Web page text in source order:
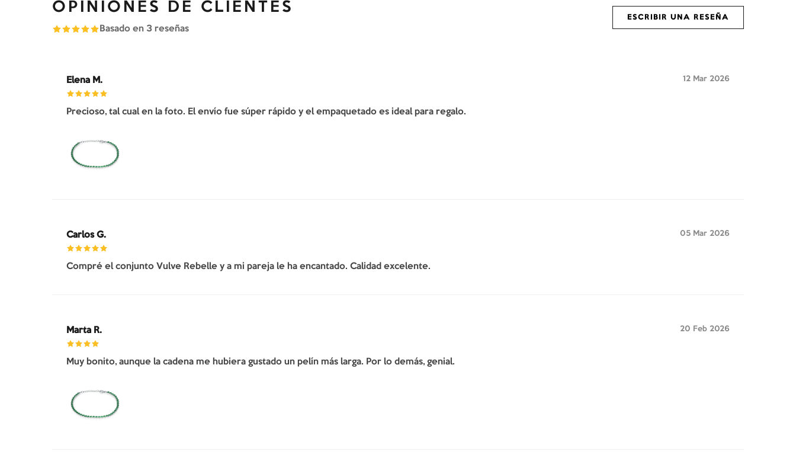
OPINIONES DE CLIENTES
Basado en 3 reseñas
ESCRIBIR UNA RESEÑA
Elena M. 12 Mar 2026
Precioso, tal cual en la foto. El envío fue súper rápido y el empaquetado es ideal para regalo.
Carlos G. 05 Mar 2026
Compré el conjunto Vulve Rebelle y a mi pareja le ha encantado. Calidad excelente.
Marta R. 20 Feb 2026
Muy bonito, aunque la cadena me hubiera gustado un pelín más larga. Por lo demás, genial.